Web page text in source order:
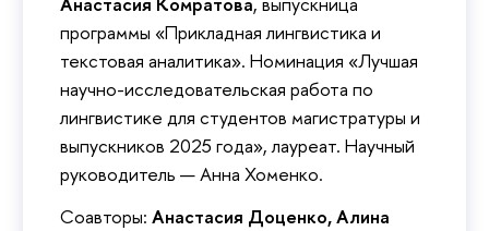
программы «Прикладная лингвистика и
текстовая аналитика». Номинация «Лучшая
научно-исследовательская работа по
лингвистике для студентов магистратуры и
выпускников 2025 года», лауреат. Научный
руководитель — Анна Хоменко.
Соавторы: Анастасия Доценко, Алина